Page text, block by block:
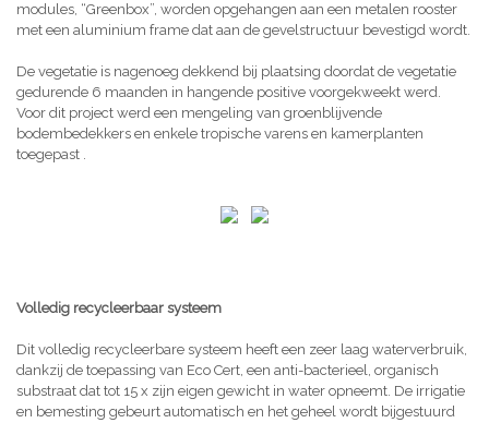
modules, “Greenbox”, worden opgehangen aan een metalen rooster
met een aluminium frame dat aan de gevelstructuur bevestigd wordt.
De vegetatie is nagenoeg dekkend bij plaatsing doordat de vegetatie
gedurende 6 maanden in hangende positive voorgekweekt werd.
Voor dit project werd een mengeling van groenblijvende
bodembedekkers en enkele tropische varens en kamerplanten
toegepast .
Volledig recycleerbaar systeem
Dit volledig recycleerbare systeem heeft een zeer laag waterverbruik,
dankzij de toepassing van Eco Cert, een anti-bacterieel, organisch
substraat dat tot 15 x zijn eigen gewicht in water opneemt. De irrigatie
en bemesting gebeurt automatisch en het geheel wordt bijgestuurd